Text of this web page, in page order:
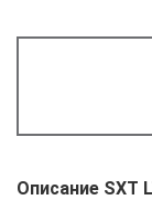
Описание SXT